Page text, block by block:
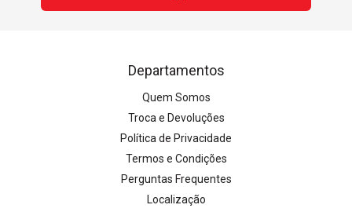
Departamentos
Quem Somos
Troca e Devoluções
Política de Privacidade
Termos e Condições
Perguntas Frequentes
Localização